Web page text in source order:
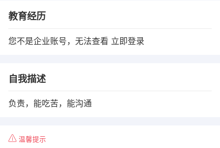
教育经历
您不是企业账号，无法查看 立即登录
自我描述
负责，能吃苦，能沟通
温馨提示